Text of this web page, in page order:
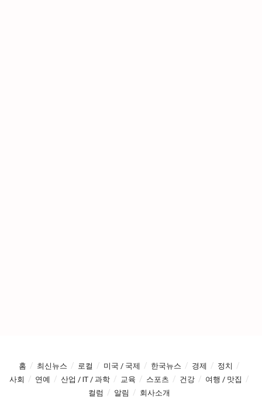
홈 최신뉴스 로컬 미국 / 국제 한국뉴스 경제
정치
사회
연예 산업 / IT / 과학 교육 스포츠 건강
여행 / 맛집
컬럼
알림 회사소개